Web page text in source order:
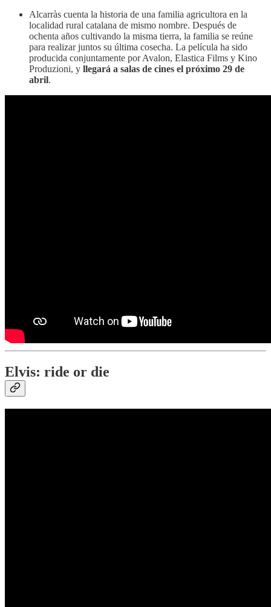
Alcarràs cuenta la historia de una familia agricultora en la
localidad rural catalana de mismo nombre. Después de
ochenta años cultivando la misma tierra, la familia se reúne
para realizar juntos su última cosecha. La película ha sido
producida conjuntamente por Avalon, Elastica Films y Kino
Produzioni, y llegará a salas de cines el próximo 29 de
abril.
Elvis: ride or die